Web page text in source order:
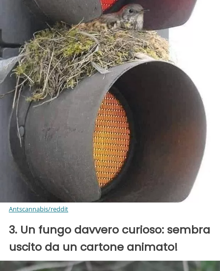
Antscannabis/reddit
3. Un fungo davvero curioso: sembra
uscito da un cartone animato!